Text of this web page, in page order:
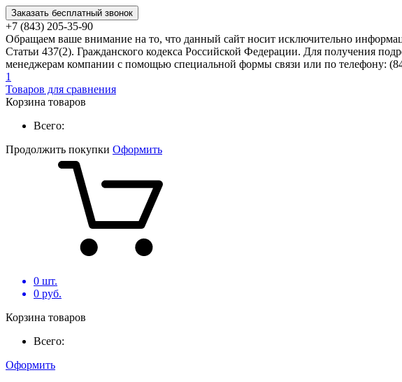
Заказать бесплатный звонок
+7 (843) 205-35-90
Обращаем ваше внимание на то, что данный сайт носит исключительно
Статьи 437(2). Гражданского кодекса Российской Федерации. Для получения
менеджерам компании с помощью специальной формы связи или по телефону:
1
Товаров для сравнения
Корзина товаров
Всего:
Продолжить покупки Оформить
0 шт.
0 руб.
Корзина товаров
Всего:
Оформить